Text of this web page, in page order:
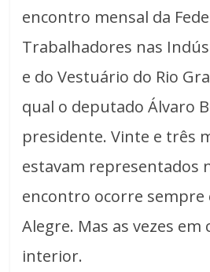
encontro mensal da
Trabalhadores nas
e do Vestuário do Rio
qual o deputado Álvaro
presidente. Vinte e três
estavam representados
encontro ocorre sempre
Alegre. Mas as vezes em
interior.